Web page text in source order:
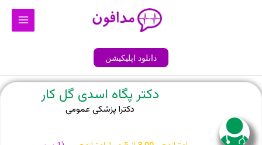
Main
دانلود اپلیکیشن
دکتر پگاه اسدی گل کار
دکترا پزشکی عمومی